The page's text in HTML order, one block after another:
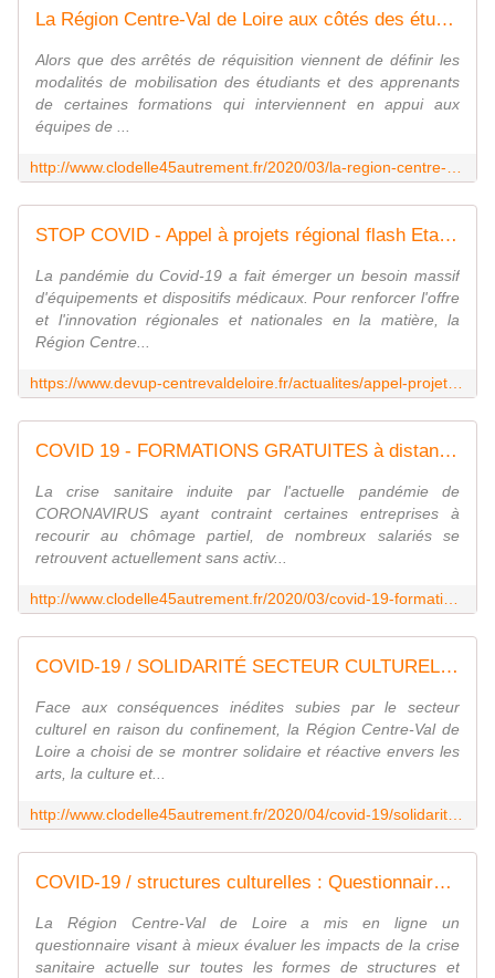
La Région Centre-Val de Loire aux côtés des étudiants et apprenants des formations médicales, paramédicales et sociales mobilisés - VIVRE AUTREMENT VOS LOISIRS avec Clodelle
Alors que des arrêtés de réquisition viennent de définir les
modalités de mobilisation des étudiants et des apprenants
de certaines formations qui interviennent en appui aux
équipes de ...
STOP COVID - Appel à projets régional flash Etat-Bpifrance/Région Centre-Val de Loire
La pandémie du Covid-19 a fait émerger un besoin massif
d'équipements et dispositifs médicaux. Pour renforcer l'offre
et l'innovation régionales et nationales en la matière, la
Région Centre...
COVID 19 - FORMATIONS GRATUITES à distance pour les salarié.e.s de la RÉGION CENTRE VAL DE LOIRE en chômage partiel - VIVRE AUTREMENT VOS LOISIRS avec Clodelle
La crise sanitaire induite par l'actuelle pandémie de
CORONAVIRUS ayant contraint certaines entreprises à
recourir au chômage partiel, de nombreux salariés se
retrouvent actuellement sans activ...
COVID-19 / SOLIDARITÉ SECTEUR CULTUREL: Droits sociaux des auteur·trice, salarié·e, permanent·e ou intermittent·e - VIVRE AUTREMENT VOS LOISIRS avec Clodelle
Face aux conséquences inédites subies par le secteur
culturel en raison du confinement, la Région Centre-Val de
Loire a choisi de se montrer solidaire et réactive envers les
arts, la culture et...
COVID-19 / structures culturelles : Questionnaire de la RÉGION CENTRE VAL DE LOIRE pour évaluer l'impact économique de la crise - VIVRE AUTREMENT VOS LOISIRS avec Clodelle
La Région Centre-Val de Loire a mis en ligne un
questionnaire visant à mieux évaluer les impacts de la crise
sanitaire actuelle sur toutes les formes de structures et